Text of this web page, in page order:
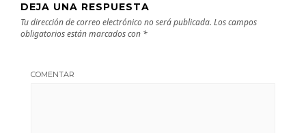
DEJA UNA RESPUESTA
Tu dirección de correo electrónico no será publicada. Los campos
obligatorios están marcados con *
COMENTAR